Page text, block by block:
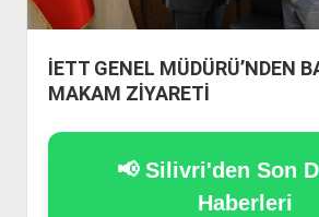
Künye ve İletişim
İETT GENEL MÜDÜRÜ’NDEN
MAKAM ZİYARETİ
📢 Silivri'den Son
Haberleri